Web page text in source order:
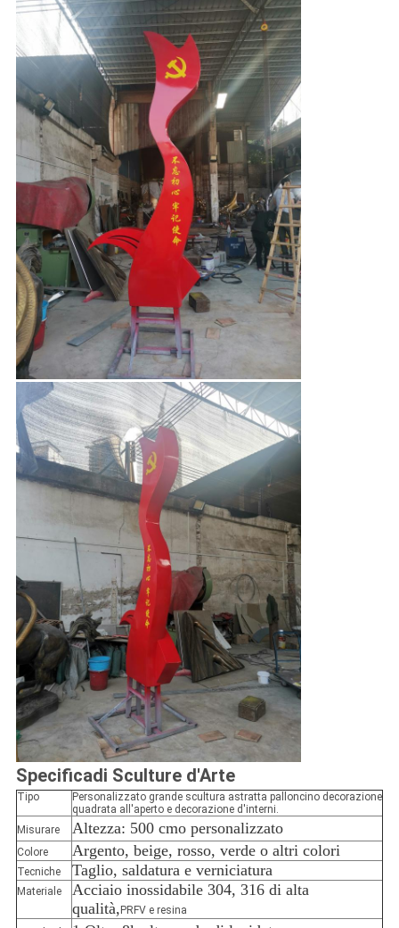
Specificadi Sculture d'Arte
Tipo
Personalizzato grande scultura astratta palloncino decorazione
quadrata all'aperto e decorazione d'interni.
Misurare
Altezza: 500 cmo personalizzato
Colore Argento, beige, rosso, verde o altri colori
Tecniche Taglio, saldatura e verniciatura
Materiale
Acciaio inossidabile 304, 316 di alta
qualità, PRFV e resina